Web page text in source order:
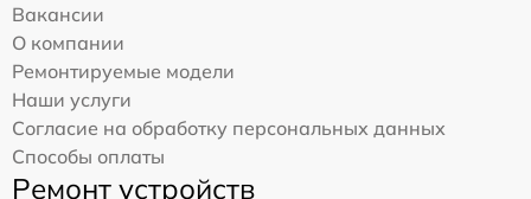
Вакансии
О компании
Ремонтируемые модели
Наши услуги
Согласие на обработку персональных данных
Способы оплаты
Ремонт устройств